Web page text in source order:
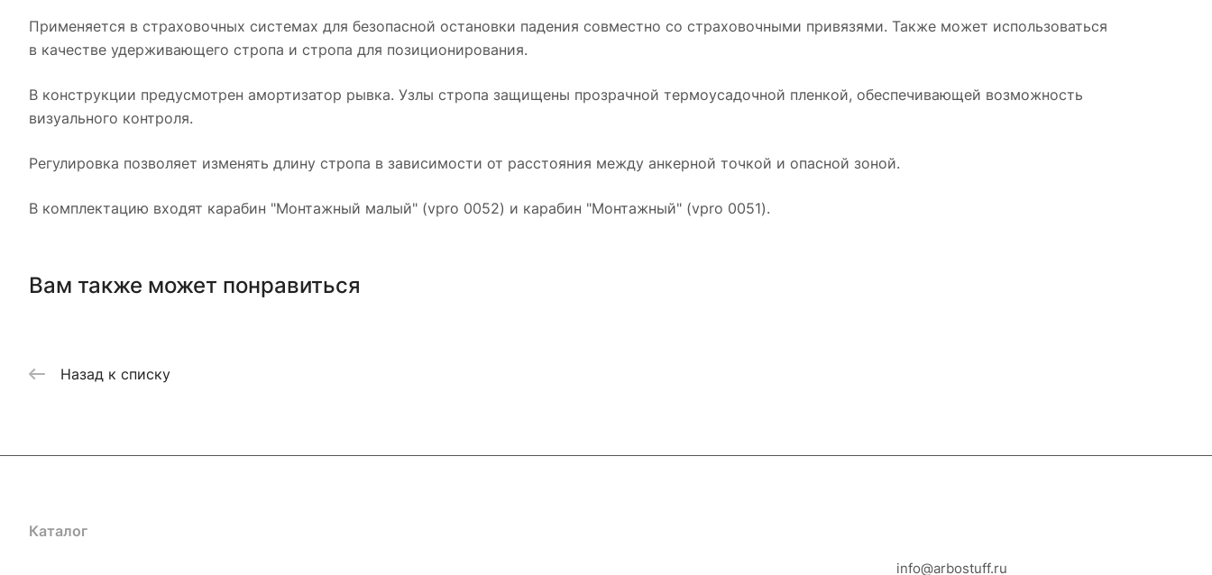
Применяется в страховочных системах для безопасной остановки падения совместно со страховочными привязями. Также может использоваться
в качестве удерживающего стропа и стропа для позиционирования.
В конструкции предусмотрен амортизатор рывка. Узлы стропа защищены прозрачной термоусадочной пленкой, обеспечивающей возможность
визуального контроля.
Регулировка позволяет изменять длину стропа в зависимости от расстояния между анкерной точкой и опасной зоной.
В комплектацию входят карабин "Монтажный малый" (vpro 0052) и карабин "Монтажный" (vpro 0051).
Вам также может понравиться
Назад к списку
Каталог
info@arbostuff.ru